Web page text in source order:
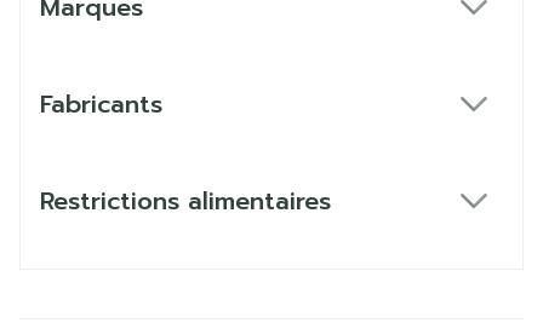
Marques
Fabricants
Restrictions alimentaires